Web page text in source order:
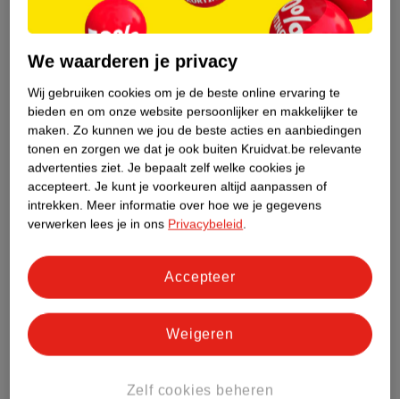
Over dit product
Productinformatie
Etiketinformatie
Nature Impact Score
Dit product heeft (nog) geen Nature
Impact Score.
Meer informatie
Bestel & Bezorginformatie
We waarderen je privacy
Wij gebruiken cookies om je de beste online ervaring te
bieden en om onze website persoonlijker en makkelijker te
maken. Zo kunnen we jou de beste acties en aanbiedingen
tonen en zorgen we dat je ook buiten Kruidvat.be relevante
advertenties ziet. Je bepaalt zelf welke cookies je
accepteert. Je kunt je voorkeuren altijd aanpassen of
intrekken. Meer informatie over hoe we je gegevens
verwerken lees je in ons Privacybeleid.
Zelf cookies beheren
Weigeren
Accepteer